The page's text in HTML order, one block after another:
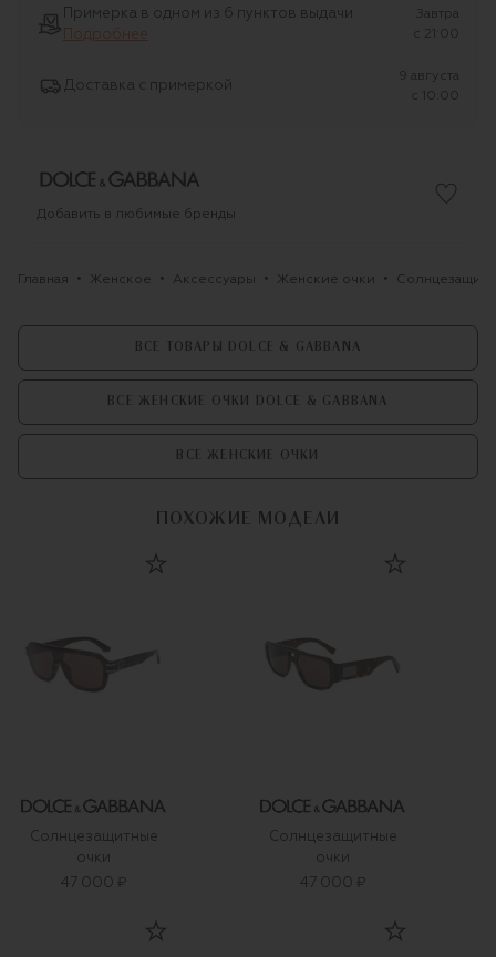
Примерка в одном из 6 пунктов выдачи
Подробнее
Завтра
c 21:00
Доставка с примеркой
9 августа
c 10:00
Добавить в любимые бренды
Главная Женское Аксессуары Женские очки
ВСЕ ТОВАРЫ DOLCE & GABBANA
ВСЕ ЖЕНСКИЕ ОЧКИ DOLCE & GABBANA
ВСЕ ЖЕНСКИЕ ОЧКИ
ПОХОЖИЕ МОДЕЛИ
Солнцезащитные
очки
47 000 ₽
Солнцезащитные
очки
47 000 ₽